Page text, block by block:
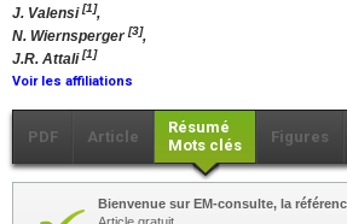
J. Valensi[1],
N. Wiernsperger[3],
J.R. Attali[1]
Voir les affiliations
PDF Article
Résumé
Mots clés
Figures
Bienvenue sur EM-consulte, la